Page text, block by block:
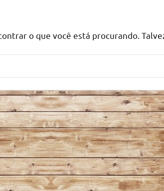
o que você está procurando.